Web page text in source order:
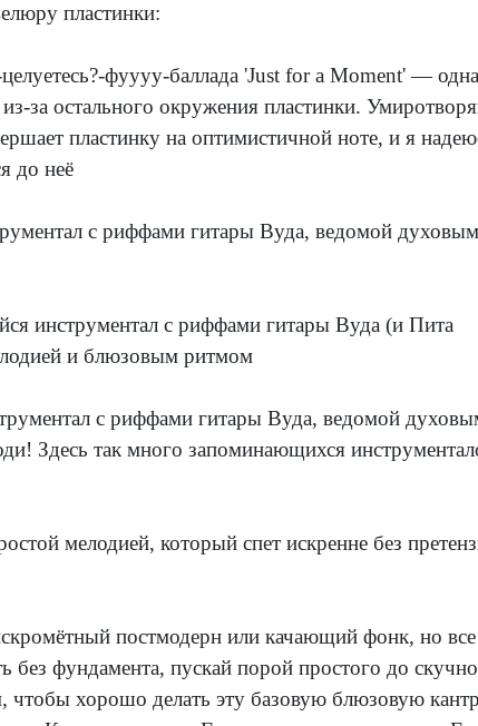
пластинки:
фуууу-баллада 'Just for a Moment' —
за остального окружения пластинки.
пластинку на оптимистичной ноте, и я
до неё
с риффами гитары Вуда, ведомой
инструментал с риффами гитары Вуда (и Пита
и блюзовым ритмом
с риффами гитары Вуда, ведомой
Здесь так много запоминающихся
мелодией, который спет искренне без
постмодерн или качающий фонк, но все
фундамента, пускай порой простого до
хорошо делать эту базовую блюзовую